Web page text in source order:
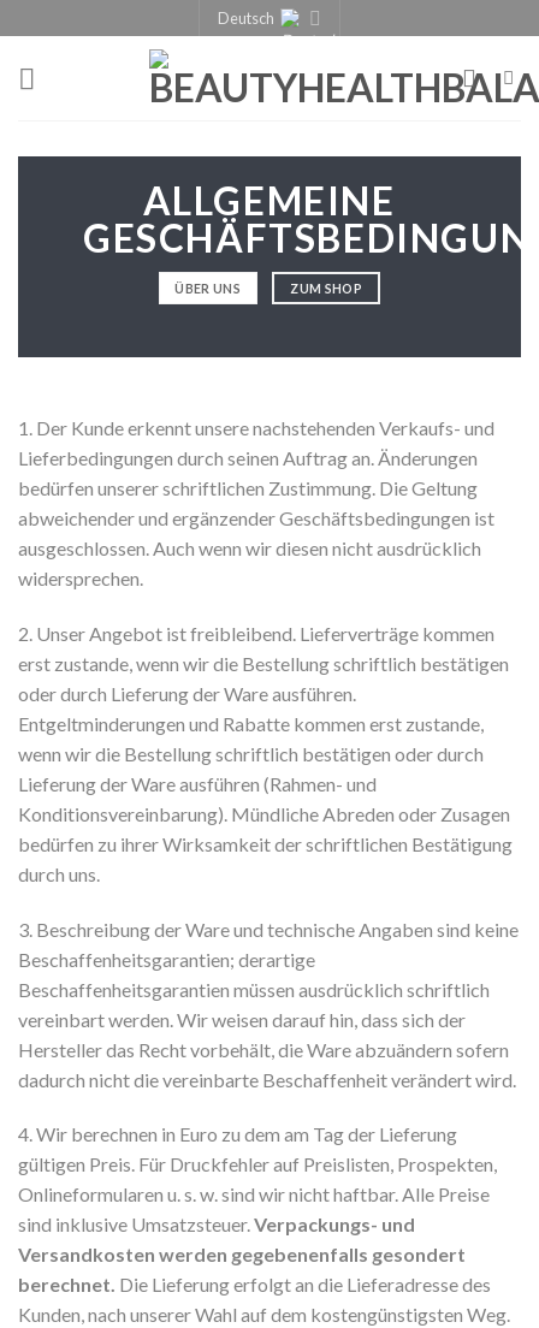
Deutsch
ALLGEMEINE
ÜBER UNS ZUM SHOP
1. Der Kunde erkennt unsere nachstehenden Verkaufs- und
Lieferbedingungen durch seinen Auftrag an. Änderungen
bedürfen unserer schriftlichen Zustimmung. Die Geltung
abweichender und ergänzender Geschäftsbedingungen ist
ausgeschlossen. Auch wenn wir diesen nicht ausdrücklich
widersprechen.
2. Unser Angebot ist freibleibend. Lieferverträge kommen
erst zustande, wenn wir die Bestellung schriftlich bestätigen
oder durch Lieferung der Ware ausführen.
Entgeltminderungen und Rabatte kommen erst zustande,
wenn wir die Bestellung schriftlich bestätigen oder durch
Lieferung der Ware ausführen (Rahmen- und
Konditionsvereinbarung). Mündliche Abreden oder Zusagen
bedürfen zu ihrer Wirksamkeit der schriftlichen Bestätigung
durch uns.
3. Beschreibung der Ware und technische Angaben sind keine
Beschaffenheitsgarantien; derartige
Beschaffenheitsgarantien müssen ausdrücklich schriftlich
vereinbart werden. Wir weisen darauf hin, dass sich der
Hersteller das Recht vorbehält, die Ware abzuändern sofern
dadurch nicht die vereinbarte Beschaffenheit verändert wird.
4. Wir berechnen in Euro zu dem am Tag der Lieferung
gültigen Preis. Für Druckfehler auf Preislisten, Prospekten,
Onlineformularen u. s. w. sind wir nicht haftbar. Alle Preise
sind inklusive Umsatzsteuer.Verpackungs- und
Versandkosten werden gegebenenfalls gesondert
berechnet. Die Lieferung erfolgt an die Lieferadresse des
Kunden, nach unserer Wahl auf dem kostengünstigsten Weg.